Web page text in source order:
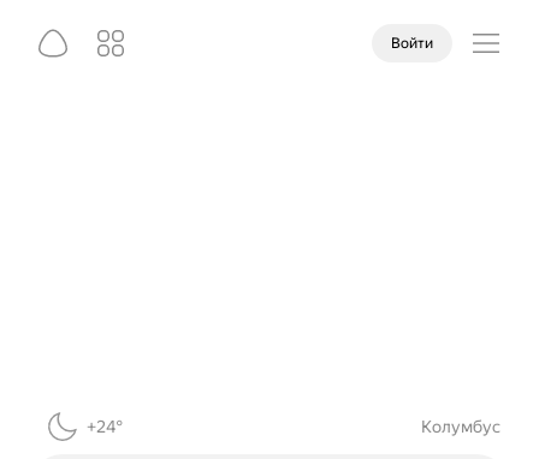
Войти
+24° Колумбус